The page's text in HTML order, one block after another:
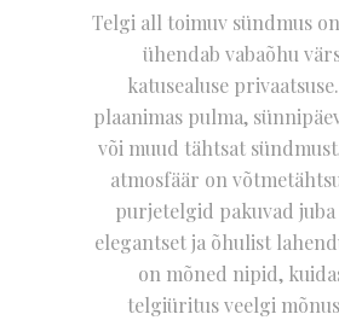
Telgi all toimuv sündmus
ühendab vabaõhu
katusealuse
plaanimas pulma,
või muud tähtsat
atmosfäär on
purjetelgid pakuvad juba
elegantset ja õhulist
on mõned nipid,
telgiüritus veelgi